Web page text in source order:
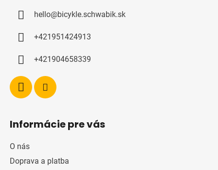
hello@bicykle.schwabik.sk
+421951424913
+421904658339
Informácie pre vás
O nás
Doprava a platba